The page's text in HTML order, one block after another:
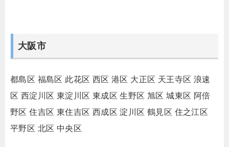
大阪市
都島区 福島区 此花区 西区 港区 大正区 天王寺区 浪速
区 西淀川区 東淀川区 東成区 生野区 旭区 城東区 阿倍
野区 住吉区 東住吉区 西成区 淀川区 鶴見区 住之江区
平野区 北区 中央区